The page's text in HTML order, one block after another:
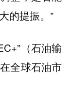
的提振。”
（石油输
全球石油市